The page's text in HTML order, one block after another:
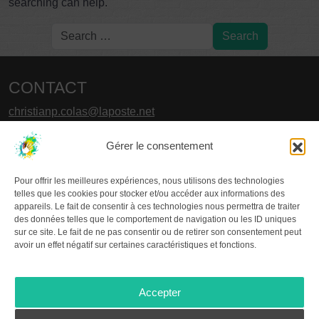
Gérer le consentement
Pour offrir les meilleures expériences, nous utilisons des technologies
telles que les cookies pour stocker et/ou accéder aux informations des
appareils. Le fait de consentir à ces technologies nous permettra de traiter
des données telles que le comportement de navigation ou les ID uniques
sur ce site. Le fait de ne pas consentir ou de retirer son consentement peut
avoir un effet négatif sur certaines caractéristiques et fonctions.
Accepter
searching can help.
CONTACT
christianp.colas@laposte.net
LES COLLOQUES
2017 – SENS / JOIGNY
2019 – CHÂTELLERAULT
2021 – LA ROCHELLE
2023 – MARTEL
2025 – POUILLY-LES-FEURS
À PROPOS DU GR.GA
LeGroupe de Recherche en Graffitologie Ancienne,